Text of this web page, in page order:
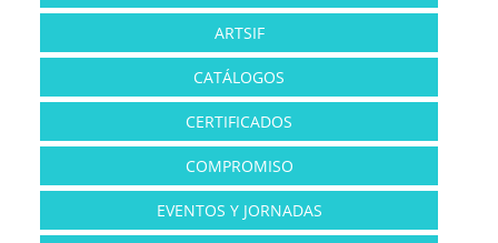
ARTSIF
CATÁLOGOS
CERTIFICADOS
COMPROMISO
EVENTOS Y JORNADAS